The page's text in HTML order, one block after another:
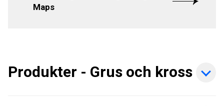
Maps
Produkter - Grus och kross